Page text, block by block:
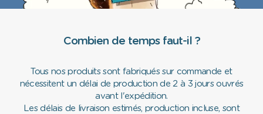
Combien de temps faut-il ?
Tous nos produits sont fabriqués sur commande et
nécessitent un délai de production de 2 à 3 jours ouvrés
avant l'expédition.
Les délais de livraison estimés, production incluse, sont